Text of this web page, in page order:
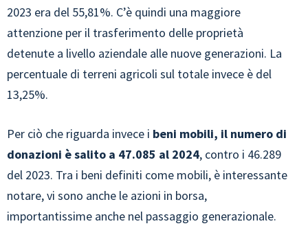
2023 era del 55,81%. C’è quindi una maggiore
attenzione per il trasferimento delle proprietà
detenute a livello aziendale alle nuove generazioni. La
percentuale di terreni agricoli sul totale invece è del
13,25%.
Per ciò che riguarda invece i beni mobili, il numero di
donazioni è salito a 47.085 al 2024, contro i 46.289
del 2023. Tra i beni definiti come mobili, è interessante
notare, vi sono anche le azioni in borsa,
importantissime anche nel passaggio generazionale.